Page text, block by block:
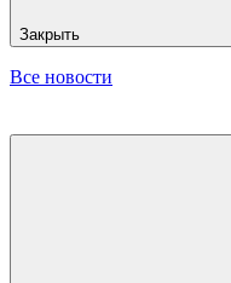
Закрыть
Все новости